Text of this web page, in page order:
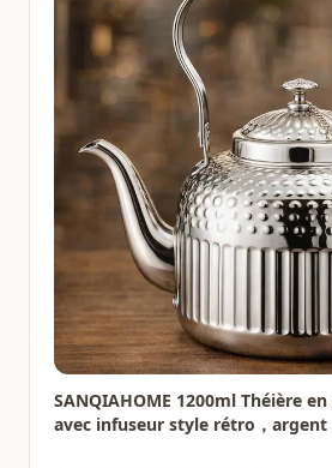
SANQIAHOME 1200ml Théière
avec infuseur style rétro，argent